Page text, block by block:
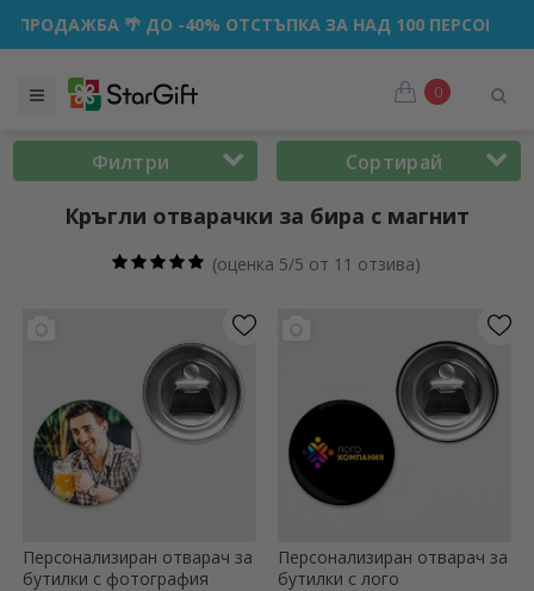
-40% ОТСТЪПКА ЗА НАД 100 ПЕРСОНАЛИЗИРАНИ
0
Филтри Сортирай
Кръгли отварачки за бира с магнит
(оценка 5/5 от 11 отзива)
Персонализиран отварач за
бутилки с фотография
Персонализиран отварач за
бутилки с лого